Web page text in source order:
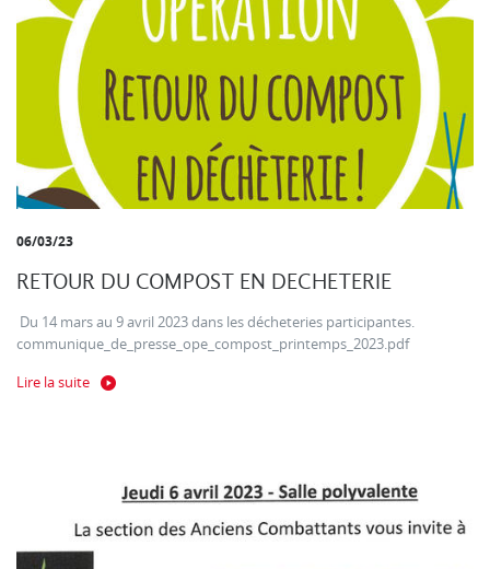
06/03/23
RETOUR DU COMPOST EN DECHETERIE
Du 14 mars au 9 avril 2023 dans les décheteries participantes.
communique_de_presse_ope_compost_printemps_2023.pdf
Lire la suite